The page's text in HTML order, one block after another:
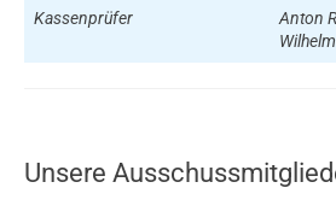
Kassenprüfer
Anton
Unsere